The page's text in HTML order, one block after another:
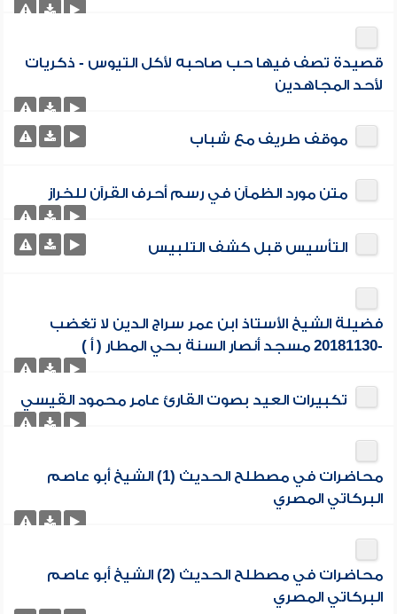
قصيدة تصف فيها حب صاحبه لأكل التيوس - ذكريات
لأحد المجاهدين
موقف طريف مع شباب
متن مورد الظمآن في رسم أحرف القرآن للخراز
التأسيس قبل كشف التلبيس
فضيلة الشيخ الأستاذ ابن عمر سراج الدين لا تغضب
-20181130 مسجد أنصار السنة بحي المطار ( أ )
تكبيرات العيد بصوت القارئ عامر محمود القيسي
محاضرات في مصطلح الحديث (1) الشيخ أبو عاصم
البركاتي المصري
محاضرات في مصطلح الحديث (2) الشيخ أبو عاصم
البركاتي المصري